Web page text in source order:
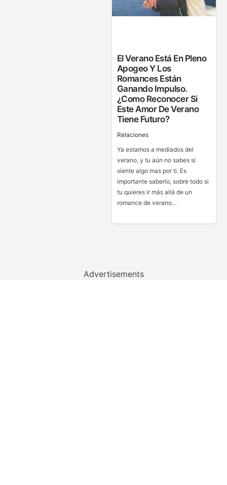
El Verano Está En Pleno
Apogeo Y Los
Romances Están
Ganando Impulso.
¿Como Reconocer Si
Este Amor De Verano
Tiene Futuro?
Relaciones
Ya estamos a mediados del
verano, y tu aún no sabes si
siente algo mas por ti. Es
importante saberlo, sobre todo si
tu quieres ir más allá de un
romance de verano…
Advertisements